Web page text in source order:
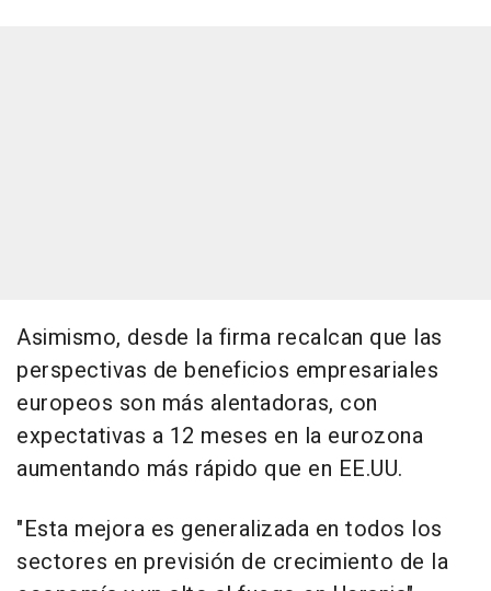
Asimismo, desde la firma recalcan que las
perspectivas de beneficios empresariales
europeos son más alentadoras, con
expectativas a 12 meses en la eurozona
aumentando más rápido que en EE.UU.
"Esta mejora es generalizada en todos los
sectores en previsión de crecimiento de la